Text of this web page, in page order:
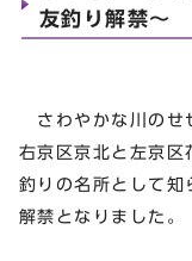
友釣り解禁～
さわやかな川のせ
右京区京北と左京区
釣りの名所として
解禁となりました。